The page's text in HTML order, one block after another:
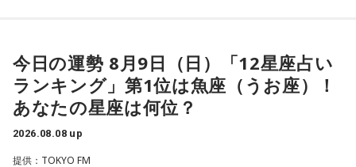
乾電池は「内に秘めたエネルギー」を暗示しています。あな
たは追い詰められると、理屈より先に、その時の衝動でとっ
さに動く本能タイプ。ある意味では、いちばん人間らしいか
もしれません。勢いが吉と出ることも多いですが、一呼吸置
いて考える癖もつけてみて。
シーズン、ヤクルトの監督を務め、前年最下位からの日本
一、球団初のリーグ連覇を成し遂げた。
選手としても指揮官としてもヤクルトが誇る球界のレジェン
ドといえる髙津が8月15日（土）に神宮球場で行われる「ヤ
今日の運勢 8月9日（日）「12星座占い
ランキング」第1位は魚座（うお座）！
あなたの星座は何位？
2026.08.08 up
提供：TOKYO FM